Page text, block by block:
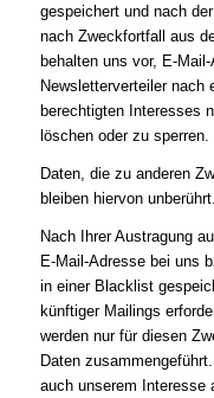
gespeichert und nach
nach Zweckfortfall aus
behalten uns vor, E-
Newsletterverteiler nach
berechtigten Interesses
löschen oder zu sperren.
Daten, die zu anderen
bleiben hiervon unberührt.
Nach Ihrer Austragung
E-Mail-Adresse bei uns
in einer Blacklist
künftiger Mailings
werden nur für diesen
Daten
auch unserem Interesse